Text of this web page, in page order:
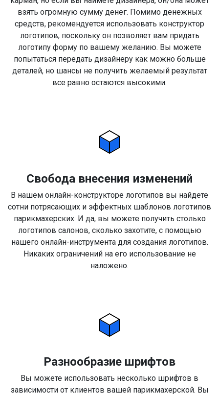
взять огромную сумму денег. Помимо денежных
средств, рекомендуется использовать конструктор
логотипов, поскольку он позволяет вам придать
логотипу форму по вашему желанию. Вы можете
попытаться передать дизайнеру как можно больше
деталей, но шансы не получить желаемый результат
все равно остаются высокими.
Свобода внесения изменений
В нашем онлайн-конструкторе логотипов вы найдете
сотни потрясающих и эффектных шаблонов логотипов
парикмахерских. И да, вы можете получить столько
логотипов салонов, сколько захотите, с помощью
нашего онлайн-инструмента для создания логотипов.
Никаких ограничений на его использование не
наложено.
Разнообразие шрифтов
Вы можете использовать несколько шрифтов в
зависимости от клиентов вашей парикмахерской. Вы